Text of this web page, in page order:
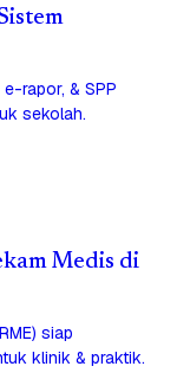
rapor, & SPP
sekolah.
Medis di
siap
klinik & praktik.